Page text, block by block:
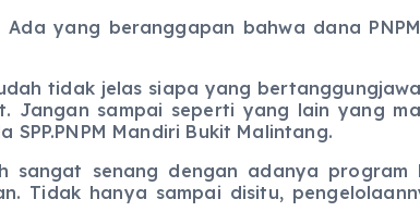
beranggapan bahwa dana PNPM
tidak jelas siapa yang
Jangan sampai seperti yang lain yang
Mandiri Bukit Malintang.
sangat senang dengan adanya
Tidak hanya sampai disitu,